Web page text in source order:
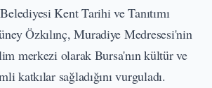
Kent Tarihi ve Tanıtımı
Özkılınç, Muradiye Medresesi'nin
merkezi olarak Bursa'nın kültür ve
katkılar sağladığını vurguladı.